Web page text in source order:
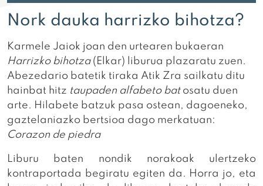
Nork dauka harrizko bihotza?
Karmele Jaiok joan den urtearen bukaeran
Harrizko bihotza(Elkar) liburua plazaratu zuen.
Abezedario batetik tiraka Atik Zra sailkatu ditu
hainbat hitz taupaden alfabeto batosatu duen
arte. Hilabete batzuk pasa ostean, dagoeneko,
gaztelaniazko bertsioa dago merkatuan:
Corazon de piedra
Liburu baten nondik norakoak ulertzeko
kontraportada begiratu egiten da. Horra jo, eta